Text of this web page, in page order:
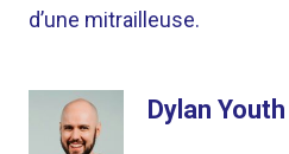
d’une mitrailleuse.
Dylan Youth